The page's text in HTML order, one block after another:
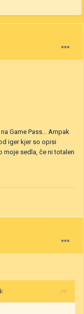
Game Pass... Ampak
iger kjer so opisi
moje sedla, če ni totalen